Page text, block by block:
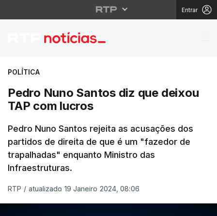
Entrar
Pedro Nuno Santos
POLÍTICA
Pedro Nuno Santos diz que deixou
TAP com lucros
Pedro Nuno Santos rejeita as acusações dos
partidos de direita de que é um "fazedor de
trapalhadas" enquanto Ministro das
Infraestruturas.
RTP / atualizado 19 Janeiro 2024, 08:06